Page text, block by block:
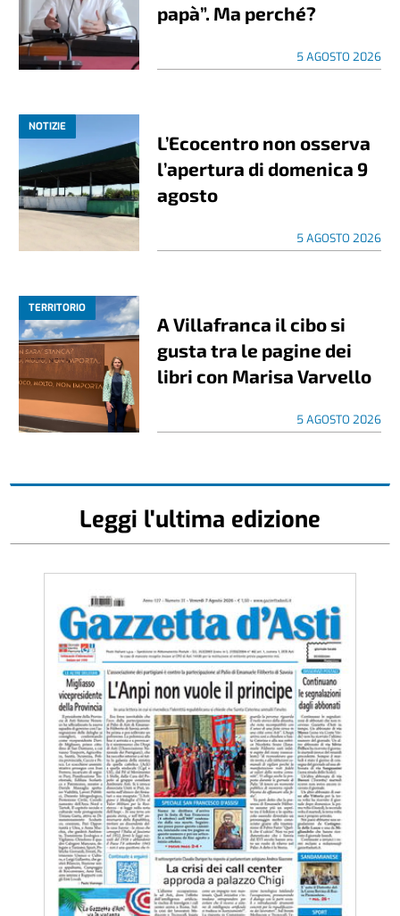
papà”. Ma perché?
5 AGOSTO 2026
NOTIZIE
L’Ecocentro non osserva
l’apertura di domenica 9
agosto
5 AGOSTO 2026
TERRITORIO
A Villafranca il cibo si
gusta tra le pagine dei
libri con Marisa Varvello
5 AGOSTO 2026
Leggi l'ultima edizione